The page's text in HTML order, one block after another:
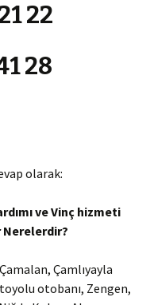
22
28
olarak:
ve Vinç hizmeti
Çamlıyayla
otobanı, Zengen,